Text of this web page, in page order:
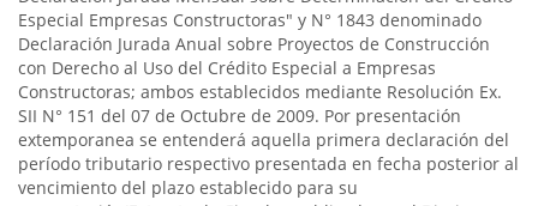
Especial Empresas Constructoras" y N° 1843 denominado
Declaración Jurada Anual sobre Proyectos de Construcción
con Derecho al Uso del Crédito Especial a Empresas
Constructoras; ambos establecidos mediante Resolución Ex.
SII N° 151 del 07 de Octubre de 2009. Por presentación
extemporanea se entenderá aquella primera declaración del
período tributario respectivo presentada en fecha posterior al
vencimiento del plazo establecido para su